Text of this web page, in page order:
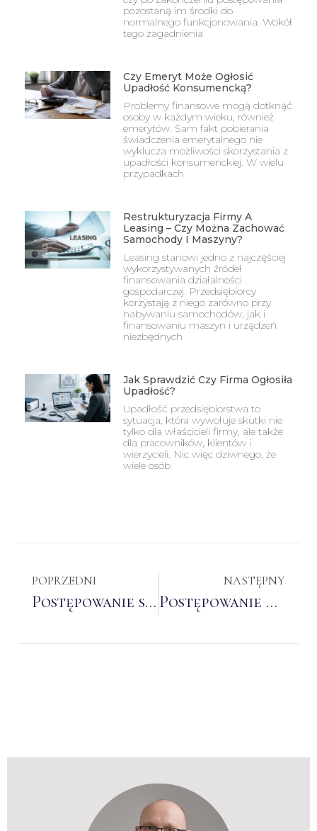
pozostaną im środki do
normalnego funkcjonowania. Wokół
tego zagadnienia
Czy Emeryt Może Ogłosić
Upadłość Konsumencką?
Problemy finansowe mogą dotknąć
osoby w każdym wieku, również
emerytów. Sam fakt pobierania
świadczenia emerytalnego nie
wyklucza możliwości skorzystania z
upadłości konsumenckiej. W wielu
przypadkach
Restrukturyzacja Firmy A
Leasing – Czy Można Zachować
Samochody I Maszyny?
Leasing stanowi jedno z najczęściej
wykorzystywanych źródeł
finansowania działalności
gospodarczej. Przedsiębiorcy
korzystają z niego zarówno przy
nabywaniu samochodów, jak i
finansowaniu maszyn i urządzeń
niezbędnych
Jak Sprawdzić Czy Firma Ogłosiła
Upadłość?
Upadłość przedsiębiorstwa to
sytuacja, która wywołuje skutki nie
tylko dla właścicieli firmy, ale także
dla pracowników, klientów i
wierzycieli. Nic więc dziwnego, że
wiele osób
POPRZEDNI
Postępowanie sanacyjne
NASTĘPNY
Postępowanie o zatwierdzeniu układu